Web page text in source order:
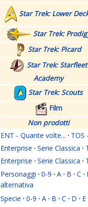
Star Trek: Lower
Star Trek:
Star Trek: Picard
Star Trek: Starfleet
Academy
Star Trek: Scouts
Film
Non prodotti
ENT - Quante volte... · TOS
Enterprise · Serie Classica ·
Enterprise · Serie Classica ·
Personaggi · 0-9 · A · B · C ·
alternativa
Specie · 0-9 · A · B · C · D · E